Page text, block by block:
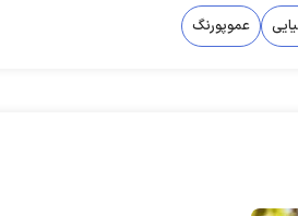
عموپورنگ